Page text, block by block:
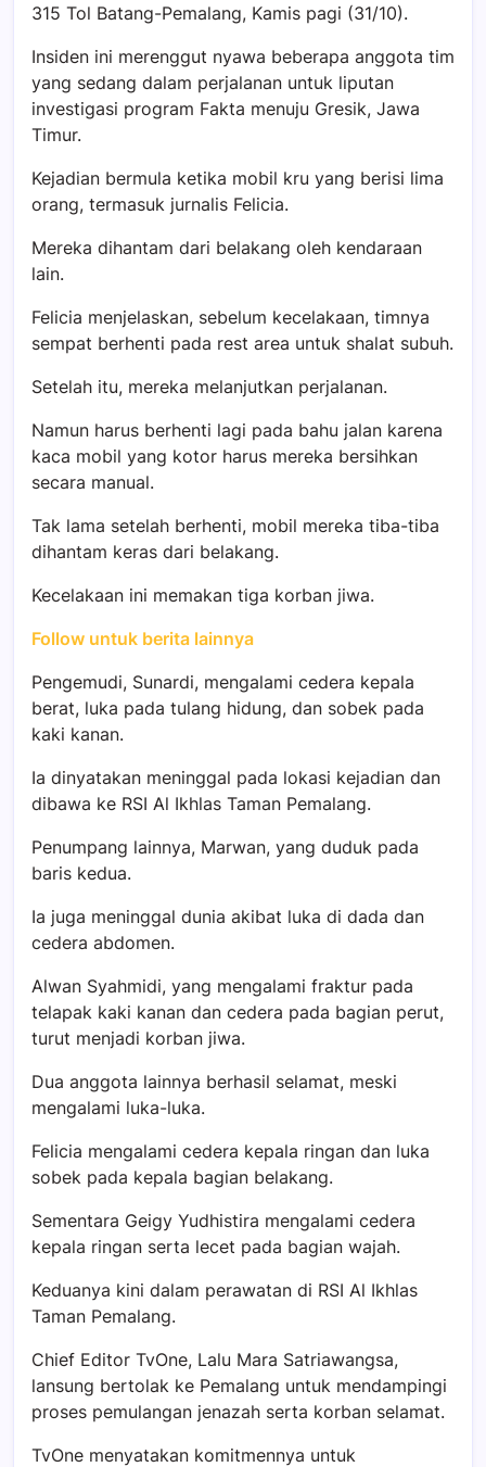
315 Tol Batang-Pemalang, Kamis pagi (31/10).
Insiden ini merenggut nyawa beberapa anggota tim
yang sedang dalam perjalanan untuk liputan
investigasi program Fakta menuju Gresik, Jawa
Timur.
Kejadian bermula ketika mobil kru yang berisi lima
orang, termasuk jurnalis Felicia.
Mereka dihantam dari belakang oleh kendaraan
lain.
Felicia menjelaskan, sebelum kecelakaan, timnya
sempat berhenti pada rest area untuk shalat subuh.
Setelah itu, mereka melanjutkan perjalanan.
Namun harus berhenti lagi pada bahu jalan karena
kaca mobil yang kotor harus mereka bersihkan
secara manual.
Tak lama setelah berhenti, mobil mereka tiba-tiba
dihantam keras dari belakang.
Kecelakaan ini memakan tiga korban jiwa.
Follow untuk berita lainnya
Pengemudi, Sunardi, mengalami cedera kepala
berat, luka pada tulang hidung, dan sobek pada
kaki kanan.
Ia dinyatakan meninggal pada lokasi kejadian dan
dibawa ke RSI Al Ikhlas Taman Pemalang.
Penumpang lainnya, Marwan, yang duduk pada
baris kedua.
Ia juga meninggal dunia akibat luka di dada dan
cedera abdomen.
Alwan Syahmidi, yang mengalami fraktur pada
telapak kaki kanan dan cedera pada bagian perut,
turut menjadi korban jiwa.
Dua anggota lainnya berhasil selamat, meski
mengalami luka-luka.
Felicia mengalami cedera kepala ringan dan luka
sobek pada kepala bagian belakang.
Sementara Geigy Yudhistira mengalami cedera
kepala ringan serta lecet pada bagian wajah.
Keduanya kini dalam perawatan di RSI Al Ikhlas
Taman Pemalang.
Chief Editor TvOne, Lalu Mara Satriawangsa,
lansung bertolak ke Pemalang untuk mendampingi
proses pemulangan jenazah serta korban selamat.
TvOne menyatakan komitmennya untuk